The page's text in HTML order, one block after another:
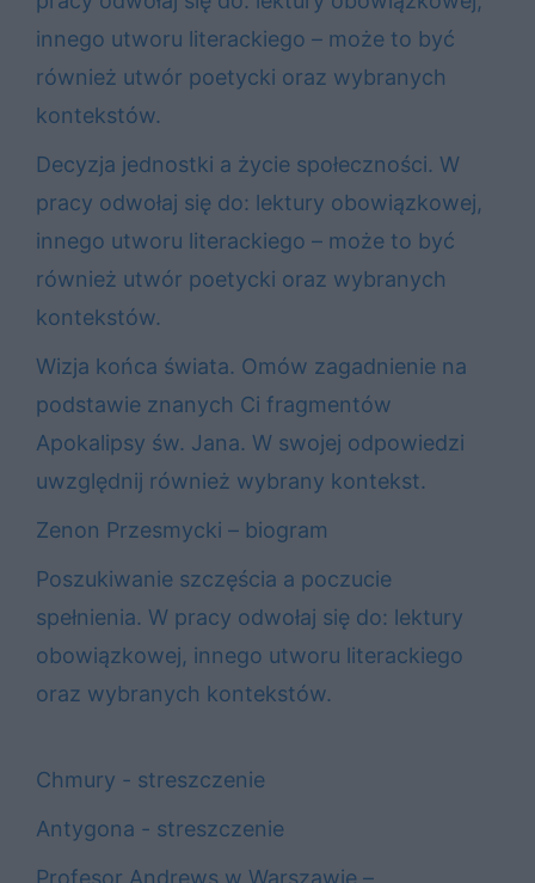
innego utworu literackiego – może to być
również utwór poetycki oraz wybranych
kontekstów.
Decyzja jednostki a życie społeczności. W
pracy odwołaj się do: lektury obowiązkowej,
innego utworu literackiego – może to być
również utwór poetycki oraz wybranych
kontekstów.
Wizja końca świata. Omów zagadnienie na
podstawie znanych Ci fragmentów
Apokalipsy św. Jana. W swojej odpowiedzi
uwzględnij również wybrany kontekst.
Zenon Przesmycki – biogram
Poszukiwanie szczęścia a poczucie
spełnienia. W pracy odwołaj się do: lektury
obowiązkowej, innego utworu literackiego
oraz wybranych kontekstów.
Chmury - streszczenie
Antygona - streszczenie
Profesor Andrews w Warszawie –